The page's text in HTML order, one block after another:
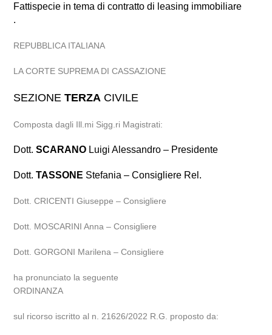
Fattispecie in tema di contratto di leasing immobiliare
.
REPUBBLICA ITALIANA
LA CORTE SUPREMA DI CASSAZIONE
SEZIONETERZA CIVILE
Composta dagli Ill.mi Sigg.ri Magistrati:
Dott.SCARANO Luigi Alessandro – Presidente
Dott.TASSONE Stefania – Consigliere Rel.
Dott. CRICENTI Giuseppe – Consigliere
Dott. MOSCARINI Anna – Consigliere
Dott. GORGONI Marilena – Consigliere
ha pronunciato la seguente
ORDINANZA
sul ricorso iscritto al n. 21626/2022 R.G. proposto da: